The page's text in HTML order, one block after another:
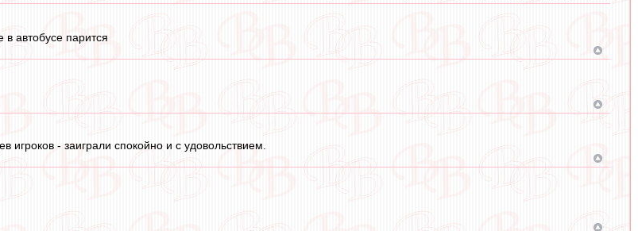
автобусе парится
игроков - заиграли спокойно и с удовольствием.